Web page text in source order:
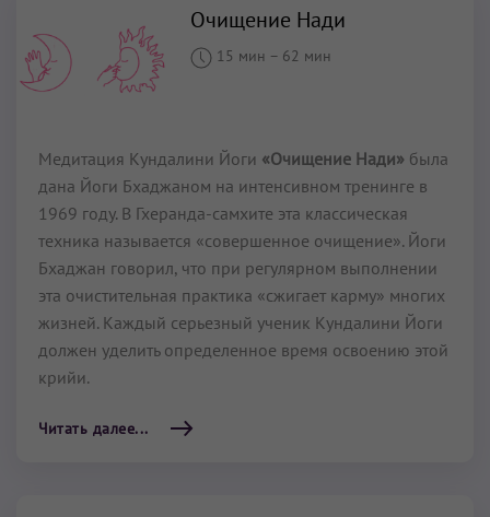
Очищение Нади
15 мин – 62 мин
Медитация Кундалини Йоги «Очищение Нади» была
дана Йоги Бхаджаном на интенсивном тренинге в
1969 году. В Гхеранда-самхите эта классическая
техника называется «совершенное очищение». Йоги
Бхаджан говорил, что при регулярном выполнении
эта очистительная практика «сжигает карму» многих
жизней. Каждый серьезный ученик Кундалини Йоги
должен уделить определенное время освоению этой
крийи.
Читать далее...